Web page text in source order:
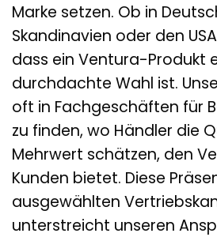
Marke setzen. Ob in
Skandinavien oder den
dass ein Ventura-Produkt
durchdachte Wahl ist.
oft in Fachgeschäften für
zu finden, wo Händler die
Mehrwert schätzen, den
Kunden bietet. Diese
ausgewählten
unterstreicht unseren